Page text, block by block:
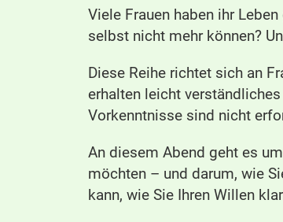
Viele Frauen haben ihr
selbst nicht mehr können?
Diese Reihe richtet sich an
erhalten leicht
Vorkenntnisse sind nicht
An diesem Abend geht es
möchten – und darum, wie
kann, wie Sie Ihren Willen